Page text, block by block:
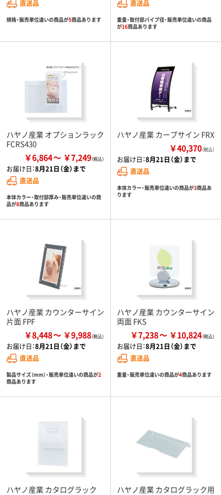
直送品
規格・販売単位違いの商品が5商品あります
直送品
重量・取付部パイプ径・販売単位違いの商品
が16商品あります
ハヤノ産業 オプションラック
FCRS430
￥6,864 ￥7,249
お届け日：8月21日（金）まで
直送品
本体カラー・取付部厚み・販売単位違いの商
品が8商品あります
ハヤノ産業 カーブサイン FRX
￥40,370（税込）
お届け日：8月21日（金）まで
直送品
本体カラー・販売単位違いの商品が3商品あ
ります
ハヤノ産業 カウンターサイン
片面 FPF
￥8,448 ￥9,988
お届け日：8月21日（金）まで
直送品
製品サイズ（mm）・販売単位違いの商品が2
商品あります
ハヤノ産業 カウンターサイン
両面 FKS
￥7,238 ￥10,824
お届け日：8月21日（金）まで
直送品
重量・販売単位違いの商品が4商品あります
ハヤノ産業 カタログラック
ハヤノ産業 カタログラック用